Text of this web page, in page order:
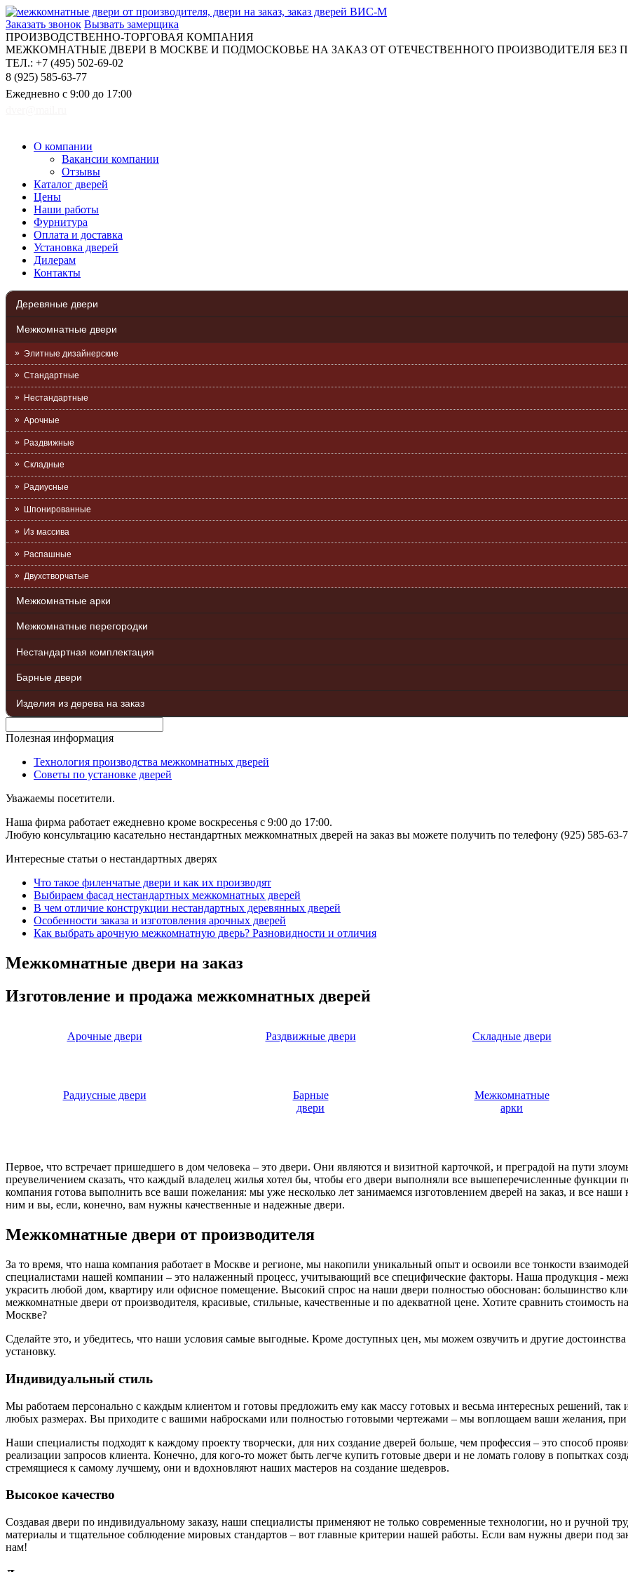
Заказать звонок Вызвать замерщика
ПРОИЗВОДСТВЕННО-ТОРГОВАЯ КОМПАНИЯ
МЕЖКОМНАТНЫЕ ДВЕРИ В МОСКВЕ И ПОДМОСКОВЬЕ НА ЗАКАЗ ОТ ОТЕЧЕСТВЕННОГО ПРОИЗВОДИТЕЛЯ БЕЗ
ТЕЛ.: +7 (495) 502-69-02
8 (925) 585-63-77
Ежедневно с 9:00 до 17:00
О компании
Вакансии компании
Отзывы
Каталог дверей
Цены
Наши работы
Фурнитура
Оплата и доставка
Установка дверей
Дилерам
Контакты
Деревяные двери
Межкомнатные двери
Элитные дизайнерские
Стандартные
Нестандартные
Арочные
Раздвижные
Складные
Радиусные
Шпонированные
Из массива
Распашные
Двухстворчатые
Межкомнатные арки
Межкомнатные перегородки
Нестандартная комплектация
Барные двери
Изделия из дерева на заказ
Полезная информация
Технология производства межкомнатных дверей
Советы по установке дверей
Уважаемы посетители.
Наша фирма работает ежедневно кроме воскресенья с 9:00 до 17:00.
Любую консультацию касательно нестандартных межкомнатных дверей на заказ вы можете получить по телефону (925) 585-63-
Интересные статьи о нестандартных дверях
Что такое филенчатые двери и как их производят
Выбираем фасад нестандартных межкомнатных дверей
В чем отличие конструкции нестандартных деревянных дверей
Особенности заказа и изготовления арочных дверей
Как выбрать арочную межкомнатную дверь? Разновидности и отличия
Межкомнатные двери на заказ
Изготовление и продажа межкомнатных дверей
Арочные двери Раздвижные двери Складные двери
Радиусные двери
Барные
двери
Межкомнатные
арки
Первое, что встречает пришедшего в дом человека – это двери. Они являются и визитной карточкой, и преградой на пути
преувеличением сказать, что каждый владелец жилья хотел бы, чтобы его двери выполняли все вышеперечисленные
компания готова выполнить все ваши пожелания: мы уже несколько лет занимаемся изготовлением дверей на заказ, и все
ним и вы, если, конечно, вам нужны качественные и надежные двери.
Межкомнатные двери от производителя
За то время, что наша компания работает в Москве и регионе, мы накопили уникальный опыт и освоили все тонкости
специалистами нашей компании – это налаженный процесс, учитывающий все специфические факторы. Наша продукция -
украсить любой дом, квартиру или офисное помещение. Высокий спрос на наши двери полностью обоснован: большинство
межкомнатные двери от производителя, красивые, стильные, качественные и по адекватной цене. Хотите сравнить
Москве?
Сделайте это, и убедитесь, что наши условия самые выгодные. Кроме доступных цен, мы можем озвучить и другие
установку.
Индивидуальный стиль
Мы работаем персонально с каждым клиентом и готовы предложить ему как массу готовых и весьма интересных решений, так
любых размерах. Вы приходите с вашими набросками или полностью готовыми чертежами – мы воплощаем ваши желания, при
Наши специалисты подходят к каждому проекту творчески, для них создание дверей больше, чем профессия – это способ
реализации запросов клиента. Конечно, для кого-то может быть легче купить готовые двери и не ломать голову в попытках
стремящиеся к самому лучшему, они и вдохновляют наших мастеров на создание шедевров.
Высокое качество
Создавая двери по индивидуальному заказу, наши специалисты применяют не только современные технологии, но и ручной
материалы и тщательное соблюдение мировых стандартов – вот главные критерии нашей работы. Если вам нужны двери под
нам!